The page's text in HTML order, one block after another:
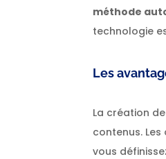
méthode
technologie
Les
La création
contenus.
vous